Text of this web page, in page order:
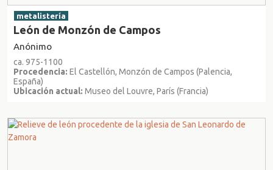
metalistería
León de Monzón de Campos
Anónimo
ca. 975-1100
Procedencia: El Castellón, Monzón de Campos (Palencia,
España)
Ubicación actual: Museo del Louvre, París (Francia)